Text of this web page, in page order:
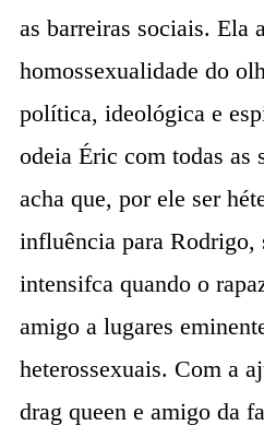
as barreiras sociais. Ela
homossexualidade do
política, ideológica e
odeia Éric com todas as
acha que, por ele ser
influência para Rodrigo,
intensifca quando o
amigo a lugares
heterossexuais. Com a
drag queen e amigo da